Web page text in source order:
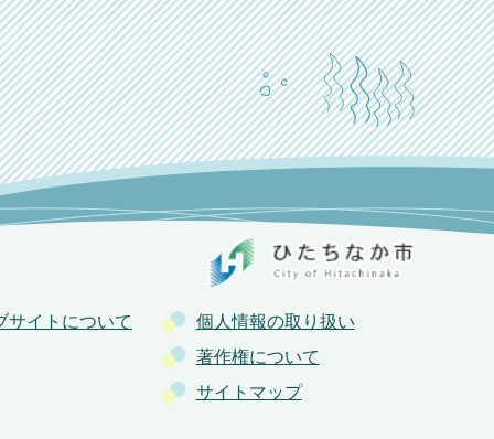
サイトについて
個人情報の取り扱い
著作権について
サイトマップ